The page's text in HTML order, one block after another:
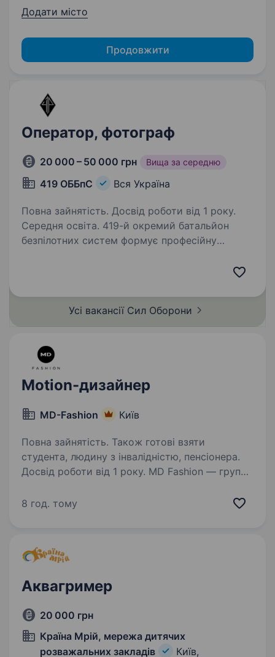
Додати місто
Продовжити
Оператор, фотограф
20 000 – 50 000 грн Вища за середню
419 ОББпС Вся Україна
Повна зайнятість. Досвід роботи від 1 року.
Середня освіта. 419-й окремий батальйон
безпілотних систем формує професійну
візуальний контент, суворо дотримуючись…
Усі вакансії Сил Оборони
Motion-дизайнер
MD-Fashion Київ
Повна зайнятість. Також готові взяти
студента, людину з інвалідністю, пенсіонера.
Досвід роботи від 1 року. MD Fashion — група
з понад 160 брендових магазинів по всій
Hilfiger, Calvin Klein, Diesel, Gant,…
8 год. тому
Аквагример
20 000 грн
Країна Мрій, мережа дитячих
розважальних закладів
Київ,